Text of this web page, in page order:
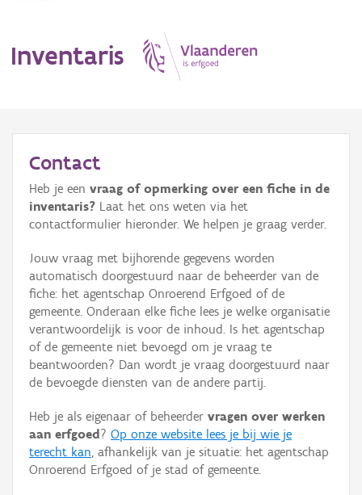
Inventaris
Erfgoedobject
Aanduidingsobject
Waarneming
Thema
Gebeurtenis
Persoon of collectief
Hergebruik
Aanmelden
Contact
Heb je een vraag of opmerking over een fiche in de
inventaris? Laat het ons weten via het
contactformulier hieronder. We helpen je graag verder.
Jouw vraag met bijhorende gegevens worden
automatisch doorgestuurd naar de beheerder van de
fiche: het agentschap Onroerend Erfgoed of de
gemeente. Onderaan elke fiche lees je welke organisatie
verantwoordelijk is voor de inhoud. Is het agentschap
of de gemeente niet bevoegd om je vraag te
beantwoorden? Dan wordt je vraag doorgestuurd naar
de bevoegde diensten van de andere partij.
Heb je als eigenaar of beheerder vragen over werken
aan erfgoed ? Op onze website lees je bij wie je
terecht kan, afhankelijk van je situatie: het agentschap
Onroerend Erfgoed of je stad of gemeente.